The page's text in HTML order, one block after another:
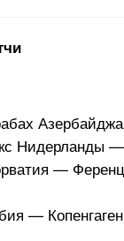
Нидерланды —
—
—